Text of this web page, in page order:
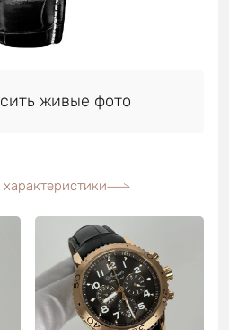
живые фото